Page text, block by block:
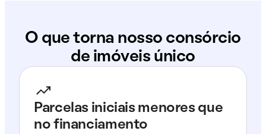
O que torna nosso consórcio
de imóveis único
Parcelas iniciais menores que
no financiamento